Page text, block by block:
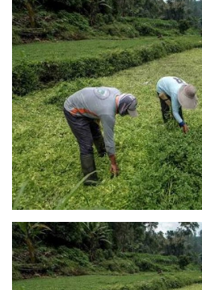
Cybers Event
UMKM & Ekonomi Kreatif
Pekerja Migran Indonesia
Ekonomi
Pendidikan
Informasi Journalism
Olahraga